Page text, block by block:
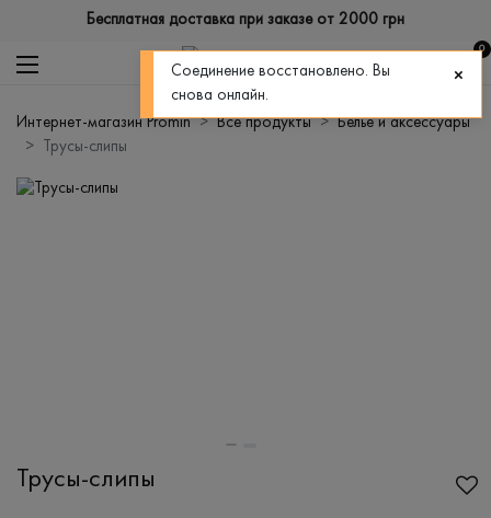
Бесплатная доставка при заказе от 2000 грн
0
Интернет-магазин Promin Все продукты
Бельё и аксессуары
Трусы-слипы
Трусы-слипы
Соединение восстановлено. Вы
снова онлайн.